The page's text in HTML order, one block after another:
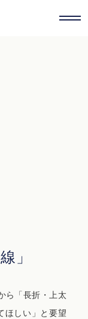
」
ら「長折・上太
ほしい」と要望